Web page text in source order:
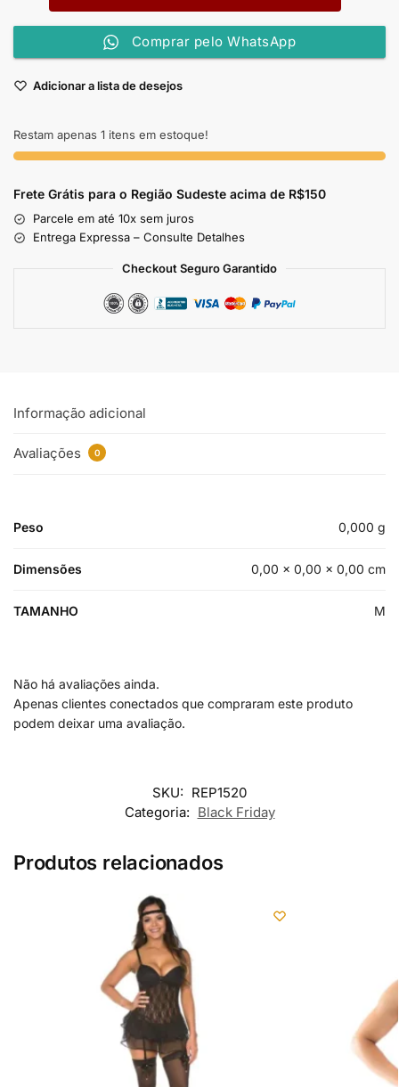
Comprar pelo WhatsApp
Adicionar a lista de desejos
Restam apenas 1 itens em estoque!
Frete Grátis para o Região Sudeste acima de R$150
Parcele em até 10x sem juros
Entrega Expressa – Consulte Detalhes
Checkout Seguro Garantido
Informação adicional
Avaliações 0
Peso 0,000 g
Dimensões 0,00 × 0,00 × 0,00 cm
TAMANHO M
Não há avaliações ainda.
Apenas clientes conectados que compraram este produto
podem deixar uma avaliação.
SKU: REP1520
Categoria: Black Friday
Produtos relacionados